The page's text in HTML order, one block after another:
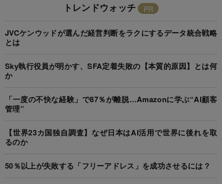
トレンドウォッチ
JVCケンウッドが選んだ経営判断をラクにするデータ統合戦略
とは
Sky執行役員が明かす、SFA定着失敗の【本質的原因】とは何
か
「一度の不快な経験」で87％が離脱…Amazonに学ぶ“AI顧客
管理”
【世界23カ国独自調査】なぜ日本はAI活用で世界に後れを取
るのか
50％以上が失敗する「フリーアドレス」を成功させるには？